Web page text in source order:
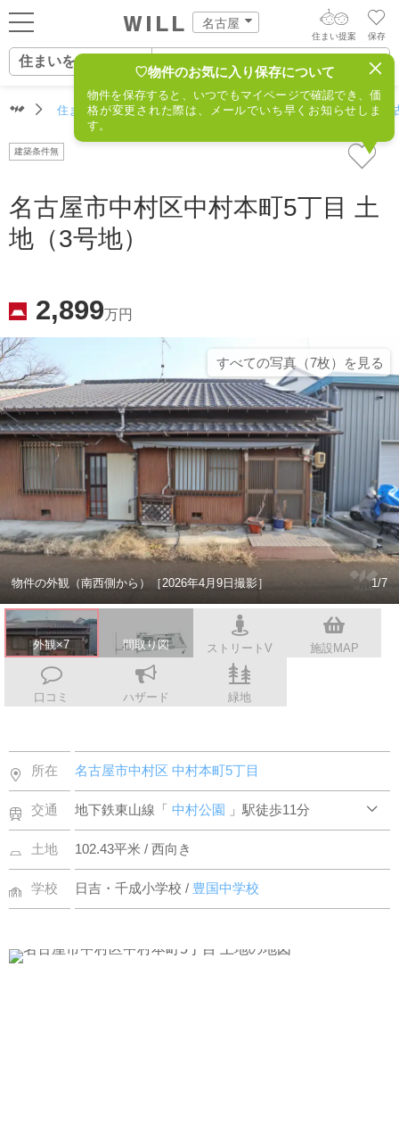
名古屋
ログイン
新規会員登録
住まいを売る
町を知る
店舗案内
スタッフ紹介
会社案内
保存
住まい提案
住まいをさがす
住まいをさがす
自宅の相場をみる
住まい事例をさが
す
街・施設をさがす
スタッフをさがす
AIウィルくんの提案
AI住まい提案を受ける
不動産エージェントの提案
相場データを依頼する
住まいをさがす（名古屋） 住所からさがす 不動産(名
♡物件のお気に入り保存について
物件を保存すると、いつでもマイページで確認でき、価
格が変更された際は、メールでいち早くお知らせしま
す。
建築条件無
名古屋市中村区中村本町5丁目 土
地（3号地）
2,899万円
すべての写真（7枚）を⾒る
物件の外観（南西側から）［2026年4月9日撮影］ 1/7
外観×7 間取り図 ストリートV 施設MAP
口コミ ハザード 緑地
所在 名古屋市中村区中村本町5丁目
交通 地下鉄東山線「中村公園 」駅徒歩11分
土地 102.43平米 / 西向き
学校 日吉・千成小学校 / 豊国中学校